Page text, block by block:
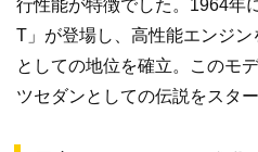
行性能が特徴でした。1964年
T」が登場し、高性能エンジ
としての地位を確立。このモ
ツセダンとしての伝説をスタ